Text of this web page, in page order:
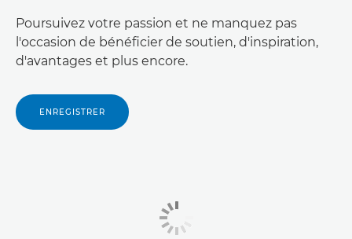
Poursuivez votre passion et ne manquez pas
l'occasion de bénéficier de soutien, d'inspiration,
d'avantages et plus encore.
ENREGISTRER